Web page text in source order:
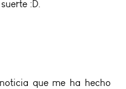
:D.
que me ha hecho